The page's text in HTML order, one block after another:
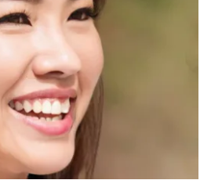
Юлия Фатова